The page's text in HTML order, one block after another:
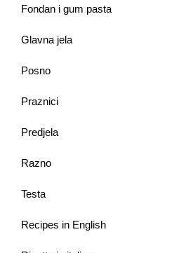
Fondan i gum pasta
Glavna jela
Posno
Praznici
Predjela
Razno
Testa
Recipes in English